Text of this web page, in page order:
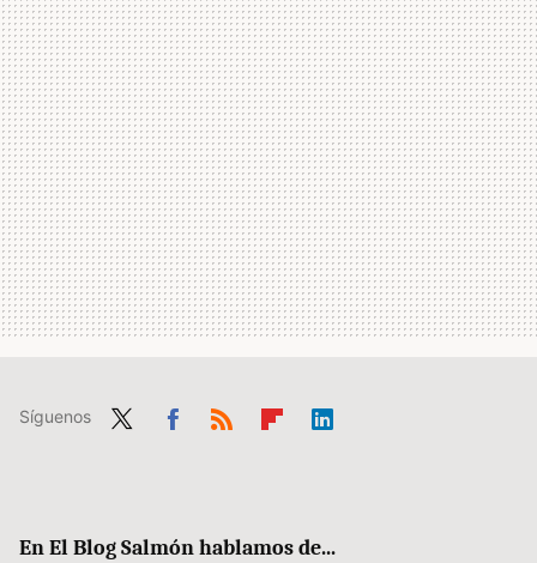
Síguenos
En El Blog Salmón hablamos de...